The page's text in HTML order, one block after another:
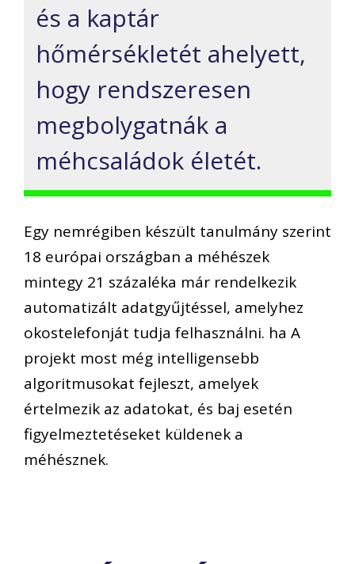
és a kaptár
hőmérsékletét ahelyett,
hogy rendszeresen
megbolygatnák a
méhcsaládok életét.
Egy nemrégiben készült tanulmány szerint
18 európai országban a méhészek
mintegy 21 százaléka már rendelkezik
automatizált adatgyűjtéssel, amelyhez
okostelefonját tudja felhasználni. ha A
projekt most még intelligensebb
algoritmusokat fejleszt, amelyek
értelmezik az adatokat, és baj esetén
figyelmeztetéseket küldenek a
méhésznek.